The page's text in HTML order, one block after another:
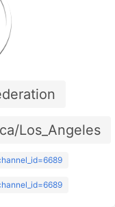
Los_Angeles